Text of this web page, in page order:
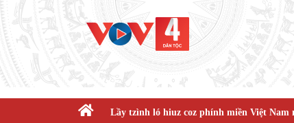
Lầy tzình ló hiuz coz phính miền Việt Nam